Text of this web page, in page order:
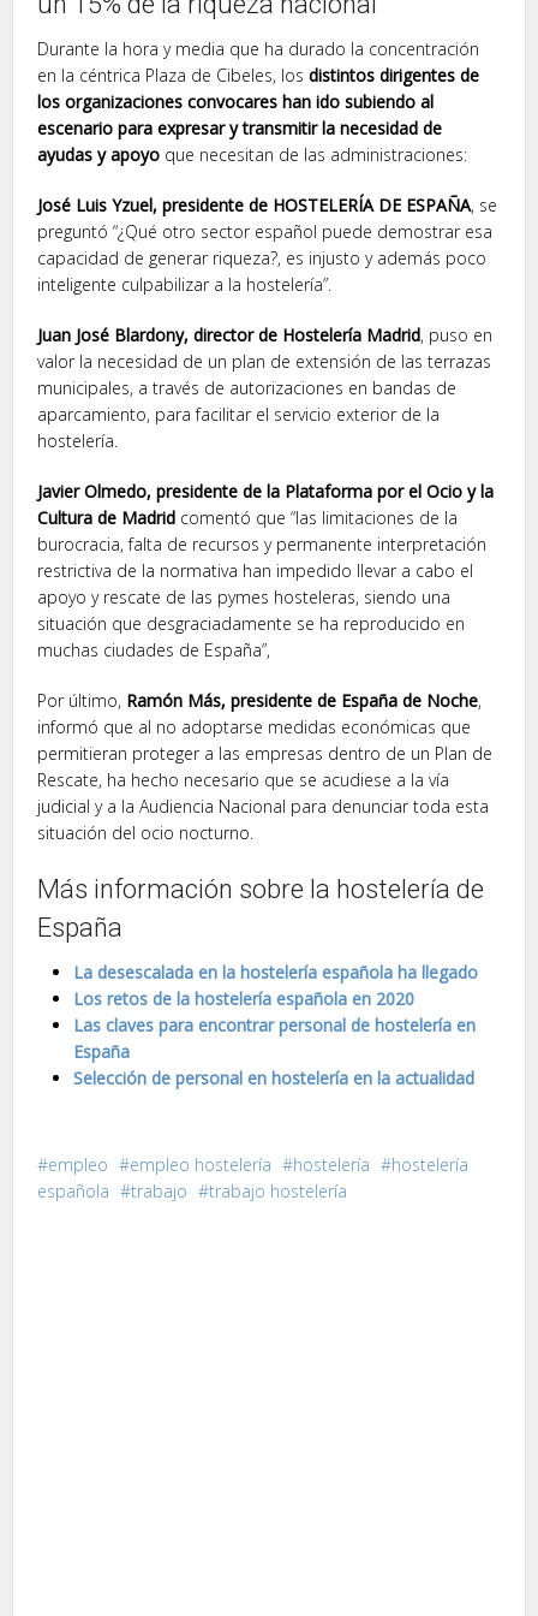
Durante la hora y media que ha durado la concentración
en la céntrica Plaza de Cibeles, losdistintos dirigentes de
los organizaciones convocares han ido subiendo al
escenario para expresar y transmitir la necesidad de
ayudas y apoyo que necesitan de las administraciones:
José Luis Yzuel, presidente de HOSTELERÍA DE ESPAÑA, se
preguntó “¿Qué otro sector español puede demostrar esa
capacidad de generar riqueza?, es injusto y además poco
inteligente culpabilizar a la hostelería”.
Juan José Blardony, director de Hostelería Madrid, puso en
valor la necesidad de un plan de extensión de las terrazas
municipales, a través de autorizaciones en bandas de
aparcamiento, para facilitar el servicio exterior de la
hostelería.
Javier Olmedo, presidente de la Plataforma por el Ocio y la
Cultura de Madrid comentó que “las limitaciones de la
burocracia, falta de recursos y permanente interpretación
restrictiva de la normativa han impedido llevar a cabo el
apoyo y rescate de las pymes hosteleras, siendo una
situación que desgraciadamente se ha reproducido en
muchas ciudades de España”,
Por último, Ramón Más, presidente de España de Noche,
informó que al no adoptarse medidas económicas que
permitieran proteger a las empresas dentro de un Plan de
Rescate, ha hecho necesario que se acudiese a la vía
judicial y a la Audiencia Nacional para denunciar toda esta
situación del ocio nocturno.
Más información sobre la hostelería de
España
La desescalada en la hostelería española ha llegado
Los retos de la hostelería española en 2020
Las claves para encontrar personal de hostelería en
España
Selección de personal en hostelería en la actualidad
empleo empleo hostelería hostelería
hostelería
española
trabajo trabajo hostelería